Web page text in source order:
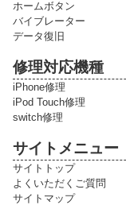
ホームボタン
バイブレーター
データ復旧
修理対応機種
iPhone修理
iPod Touch修理
switch修理
サイトメニュー
サイトトップ
よくいただくご質問
サイトマップ